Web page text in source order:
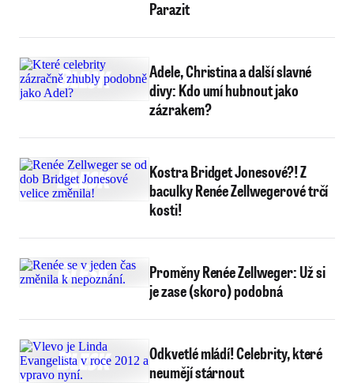
Parazit
Adele, Christina a další slavné
divy: Kdo umí hubnout jako
zázrakem?
Kostra Bridget Jonesové?! Z
baculky Renée Zellwegerové trčí
kosti!
Proměny Renée Zellweger: Už si
je zase (skoro) podobná
Odkvetlé mládí! Celebrity, které
neumějí stárnout